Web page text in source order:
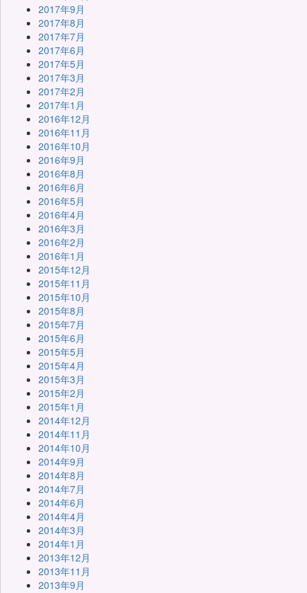
2017年9月
2017年8月
2017年7月
2017年6月
2017年5月
2017年3月
2017年2月
2017年1月
2016年12月
2016年11月
2016年10月
2016年9月
2016年8月
2016年6月
2016年5月
2016年4月
2016年3月
2016年2月
2016年1月
2015年12月
2015年11月
2015年10月
2015年8月
2015年7月
2015年6月
2015年5月
2015年4月
2015年3月
2015年2月
2015年1月
2014年12月
2014年11月
2014年10月
2014年9月
2014年8月
2014年7月
2014年6月
2014年4月
2014年3月
2014年1月
2013年12月
2013年11月
2013年9月